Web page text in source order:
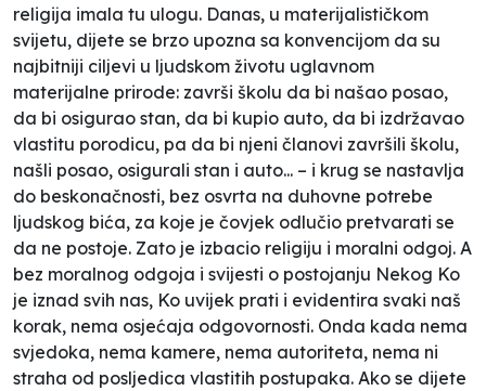
religija imala tu ulogu. Danas, u materijalističkom
svijetu, dijete se brzo upozna sa konvencijom da su
najbitniji ciljevi u ljudskom životu uglavnom
materijalne prirode: završi školu da bi našao posao,
da bi osigurao stan, da bi kupio auto, da bi izdržavao
vlastitu porodicu, pa da bi njeni članovi završili školu,
našli posao, osigurali stan i auto... – i krug se nastavlja
do beskonačnosti, bez osvrta na duhovne potrebe
ljudskog bića, za koje je čovjek odlučio pretvarati se
da ne postoje. Zato je izbacio religiju i moralni odgoj. A
bez moralnog odgoja i svijesti o postojanju Nekog Ko
je iznad svih nas, Ko uvijek prati i evidentira svaki naš
korak, nema osjećaja odgovornosti. Onda kada nema
svjedoka, nema kamere, nema autoriteta, nema ni
straha od posljedica vlastitih postupaka. Ako se dijete